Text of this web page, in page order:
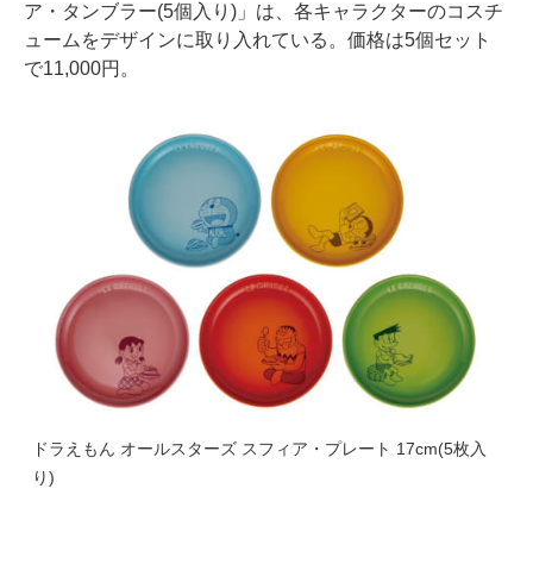
ア・タンブラー(5個入り)」は、各キャラクターのコスチ
ュームをデザインに取り入れている。価格は5個セット
で11,000円。
ドラえもん オールスターズ スフィア・プレート 17cm(5枚入
り)